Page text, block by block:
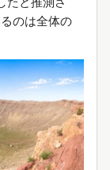
のは全体の